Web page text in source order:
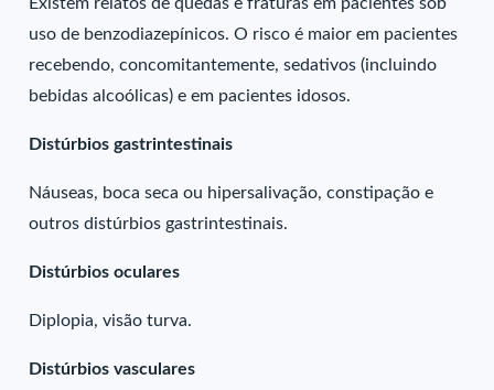
uso de benzodiazepínicos. O risco é maior em pacientes
recebendo, concomitantemente, sedativos (incluindo
bebidas alcoólicas) e em pacientes idosos.
Distúrbios gastrintestinais
Náuseas, boca seca ou hipersalivação, constipação e
outros distúrbios gastrintestinais.
Distúrbios oculares
Diplopia, visão turva.
Distúrbios vasculares